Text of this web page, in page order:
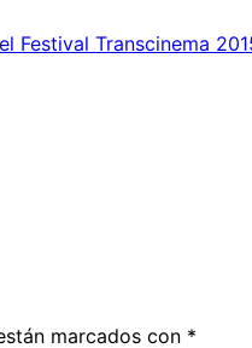
Festival Transcinema
marcados con *